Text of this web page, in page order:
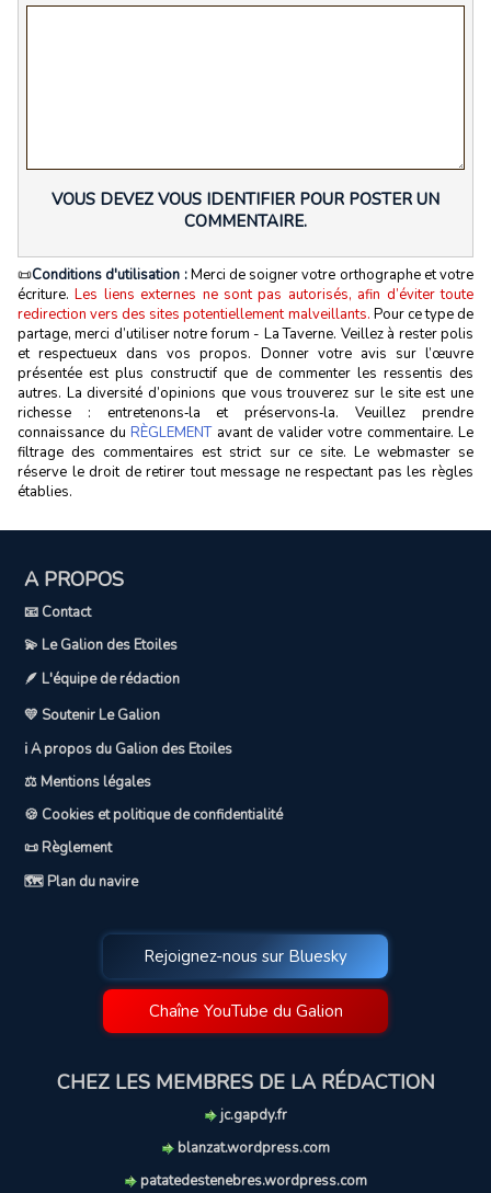
VOUS DEVEZ VOUS IDENTIFIER POUR POSTER UN
COMMENTAIRE.
📜Conditions d'utilisation :Merci de soigner votre orthographe et votre
écriture.Les liens externes ne sont pas autorisés, afin d’éviter toute
redirection vers des sites potentiellement malveillants. Pour ce type de
partage, merci d’utiliser notre forum - La Taverne. Veillez à rester polis
et respectueux dans vos propos. Donner votre avis sur l’œuvre
présentée est plus constructif que de commenter les ressentis des
autres. La diversité d’opinions que vous trouverez sur le site est une
richesse : entretenons‑la et préservons‑la. Veuillez prendre
connaissance du RÈGLEMENTavant de valider votre commentaire. Le
filtrage des commentaires est strict sur ce site. Le webmaster se
réserve le droit de retirer tout message ne respectant pas les règles
établies.
A PROPOS
📧 Contact
💫 Le Galion des Etoiles
🪶 L'équipe de rédaction
💛 Soutenir Le Galion
ℹ️ A propos du Galion des Etoiles
⚖️ Mentions légales
🍪 Cookies et politique de confidentialité
📜 Règlement
🗺️ Plan du navire
Rejoignez-nous sur Bluesky
Chaîne YouTube du Galion
CHEZ LES MEMBRES DE LA RÉDACTION
jc.gapdy.fr
blanzat.wordpress.com
patatedestenebres.wordpress.com